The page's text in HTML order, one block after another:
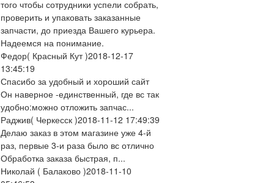
того чтобы сотрудники успели собрать,
проверить и упаковать заказанные
запчасти, до приезда Вашего курьера.
Надеемся на понимание.
Федор( Красный Кут )2018-12-17
13:45:19
Спасибо за удобный и хороший сайт
Он наверное -единственный, где вс так
удобно:можно отложить запчас...
Раджив( Черкесск )2018-11-12 17:49:39
Делаю заказ в этом магазине уже 4-й
раз, первые 3-и раза было вс отлично
Обработка заказа быстрая, п...
Николай ( Балаково )2018-11-10